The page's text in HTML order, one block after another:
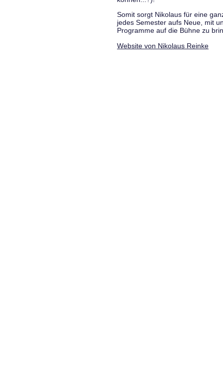
Somit sorgt Nikolaus für eine
jedes Semester aufs Neue, mit
Programme auf die Bühne zu
Website von Nikolaus Reinke